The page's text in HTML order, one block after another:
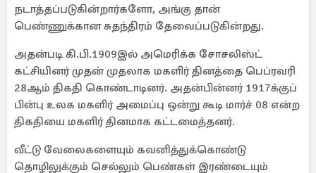
நடாத்தப்படுகின்றார்களோ, அங்கு தான்
பெண்ணுக்கான சுதந்திரம் தேவைப்படுகின்றது.
அதன்படி கி.பி.1909இல் அமெரிக்க சோசலிஸ்ட்
கட்சியினர் முதன் முதலாக மகளிர் தினத்தை பெப்ரவரி
28ஆம் திகதி கொண்டாடினர். அதன்பின்னர் 1917க்குப்
பின்பு உலக மகளிர் அமைப்பு ஒன்று கூடி மார்ச் 08 என்ற
திகதியை மகளிர் தினமாக கட்டமைத்தனர்.
வீட்டு வேலைகளையும் கவனித்துக்கொண்டு
தொழிலுக்கும் செல்லும் பெண்கள் இரண்டையும்